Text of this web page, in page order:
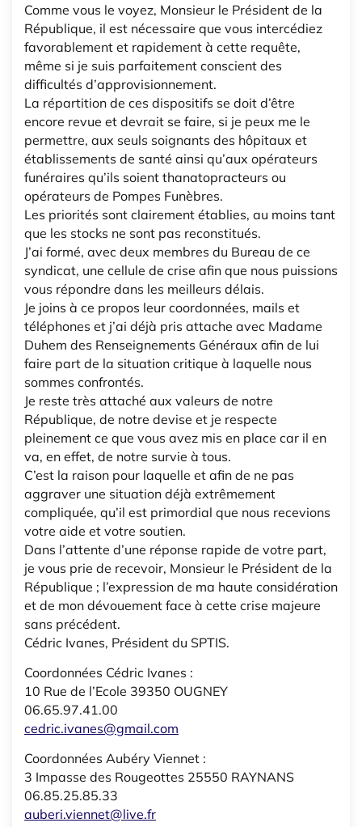
Comme vous le voyez, Monsieur le Président de la
République, il est nécessaire que vous intercédiez
favorablement et rapidement à cette requête,
même si je suis parfaitement conscient des
difficultés d’approvisionnement.
La répartition de ces dispositifs se doit d’être
encore revue et devrait se faire, si je peux me le
permettre, aux seuls soignants des hôpitaux et
établissements de santé ainsi qu’aux opérateurs
funéraires qu’ils soient thanatopracteurs ou
opérateurs de Pompes Funèbres.
Les priorités sont clairement établies, au moins tant
que les stocks ne sont pas reconstitués.
J’ai formé, avec deux membres du Bureau de ce
syndicat, une cellule de crise afin que nous puissions
vous répondre dans les meilleurs délais.
Je joins à ce propos leur coordonnées, mails et
téléphones et j’ai déjà pris attache avec Madame
Duhem des Renseignements Généraux afin de lui
faire part de la situation critique à laquelle nous
sommes confrontés.
Je reste très attaché aux valeurs de notre
République, de notre devise et je respecte
pleinement ce que vous avez mis en place car il en
va, en effet, de notre survie à tous.
C’est la raison pour laquelle et afin de ne pas
aggraver une situation déjà extrêmement
compliquée, qu’il est primordial que nous recevions
votre aide et votre soutien.
Dans l’attente d’une réponse rapide de votre part,
je vous prie de recevoir, Monsieur le Président de la
République ; l’expression de ma haute considération
et de mon dévouement face à cette crise majeure
sans précédent.
Cédric Ivanes, Président du SPTIS.
Coordonnées Cédric Ivanes :
10 Rue de l’Ecole 39350 OUGNEY
06.65.97.41.00
cedric.ivanes@gmail.com
Coordonnées Aubéry Viennet :
3 Impasse des Rougeottes 25550 RAYNANS
06.85.25.85.33
auberi.viennet@live.fr